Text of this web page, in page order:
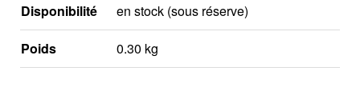
Disponibilité en stock (sous réserve)
Poids 0.30 kg